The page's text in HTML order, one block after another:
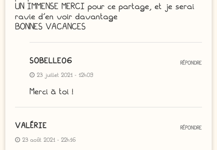
UN IMMENSE MERCI pour ce partage, et je serai
ravie d’en voir davantage
BONNES VACANCES
SOBELLE06
23 juillet 2021 - 12h09
Merci à toi !
RÉPONDRE
VALÉRIE
23 août 2021 - 22h16
RÉPONDRE